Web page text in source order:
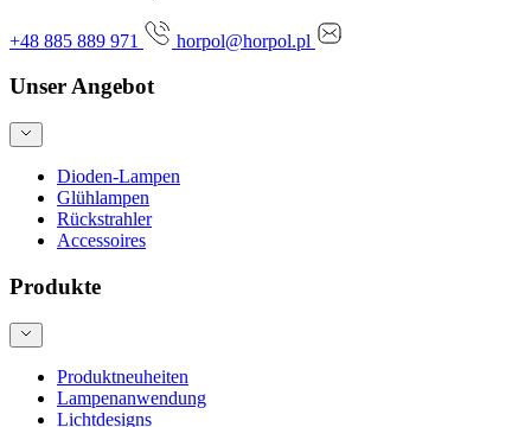
+48 885 889 971 horpol@horpol.pl
Unser Angebot
Dioden-Lampen
Glühlampen
Rückstrahler
Accessoires
Produkte
Produktneuheiten
Lampenanwendung
Lichtdesigns